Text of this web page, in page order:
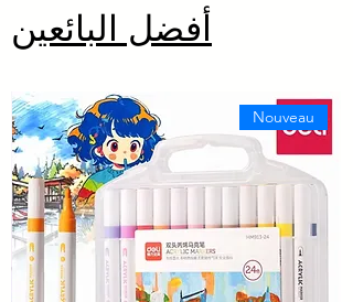
أفضل البائعين
Nouveau